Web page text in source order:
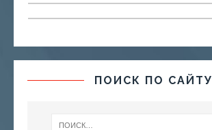
ПОИСК ПО САЙТУ